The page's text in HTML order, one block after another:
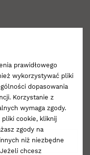
prawidłowego
wykorzystywać pliki
dopasowania
Korzystanie z
wymaga zgody.
cookie, kliknij
zgody na
niż niezbędne
chcesz